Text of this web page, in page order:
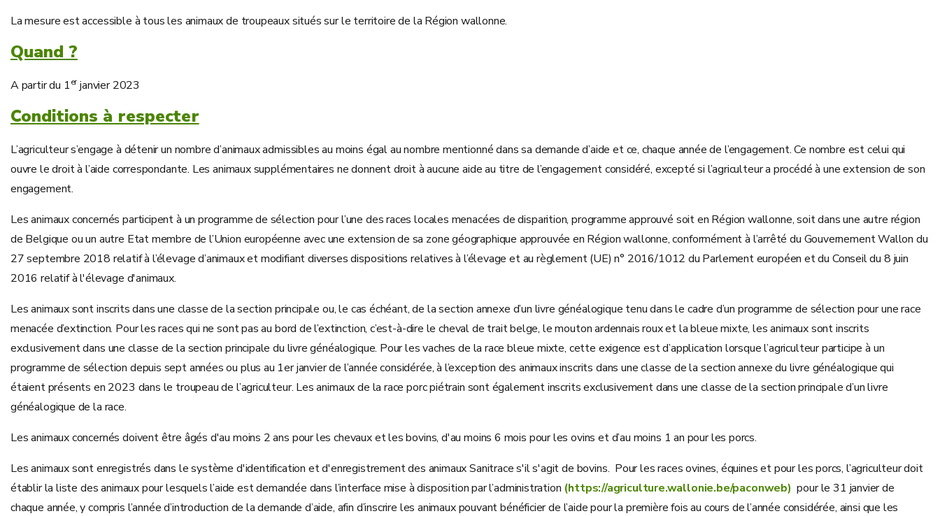
La mesure est accessible à tous les animaux de troupeaux situés sur le territoire de la Région wallonne.
Quand ?
A partir du 1erjanvier 2023
Conditions à respecter
L’agriculteur s’engage à détenir un nombre d’animaux admissibles au moins égal au nombre mentionné dans sa demande d’aide et ce, chaque année de l’engagement. Ce nombre est celui qui
ouvre le droit à l’aide correspondante. Les animaux supplémentaires ne donnent droit à aucune aide au titre de l’engagement considéré, excepté si l’agriculteur a procédé à une extension de son
engagement.
Les animaux concernés participent à un programme de sélection pour l’une des races locales menacées de disparition, programme approuvé soit en Région wallonne, soit dans une autre région
de Belgique ou un autre Etat membre de l’Union européenne avec une extension de sa zone géographique approuvée en Région wallonne, conformément à l’arrêté du Gouvernement Wallon du
27 septembre 2018 relatif à l’élevage d’animaux et modifiant diverses dispositions relatives à l’élevage et au règlement (UE) n° 2016/1012 du Parlement européen et du Conseil du 8 juin
2016 relatif à l'élevage d'animaux.
Les animaux sont inscrits dans une classe de la section principale ou, le cas échéant, de la section annexe d’un livre généalogique tenu dans le cadre d’un programme de sélection pour une race
menacée d’extinction. Pour les races qui ne sont pas au bord de l’extinction, c’est-à-dire le cheval de trait belge, le mouton ardennais roux et la bleue mixte, les animaux sont inscrits
exclusivement dans une classe de la section principale du livre généalogique. Pour les vaches de la race bleue mixte, cette exigence est d’application lorsque l’agriculteur participe à un
programme de sélection depuis sept années ou plus au 1er janvier de l’année considérée, à l’exception des animaux inscrits dans une classe de la section annexe du livre généalogique qui
étaient présents en 2023 dans le troupeau de l’agriculteur. Les animaux de la race porc piétrain sont également inscrits exclusivement dans une classe de la section principale d’un livre
généalogique de la race.
Les animaux concernés doivent être âgés d'au moins 2 ans pour les chevaux et les bovins, d'au moins 6 mois pour les ovins et d’au moins 1 an pour les porcs.
Les animaux sont enregistrés dans le système d'identification et d'enregistrement des animaux Sanitrace s'il s'agit de bovins. Pour les races ovines, équines et pour les porcs, l’agriculteur doit
établir la liste des animaux pour lesquels l’aide est demandée dans l’interface mise à disposition par l’administration (https://agriculture.wallonie.be/paconweb) pour le 31 janvier de
chaque année, y compris l’année d’introduction de la demande d’aide, afin d’inscrire les animaux pouvant bénéficier de l’aide pour la première fois au cours de l’année considérée, ainsi que les